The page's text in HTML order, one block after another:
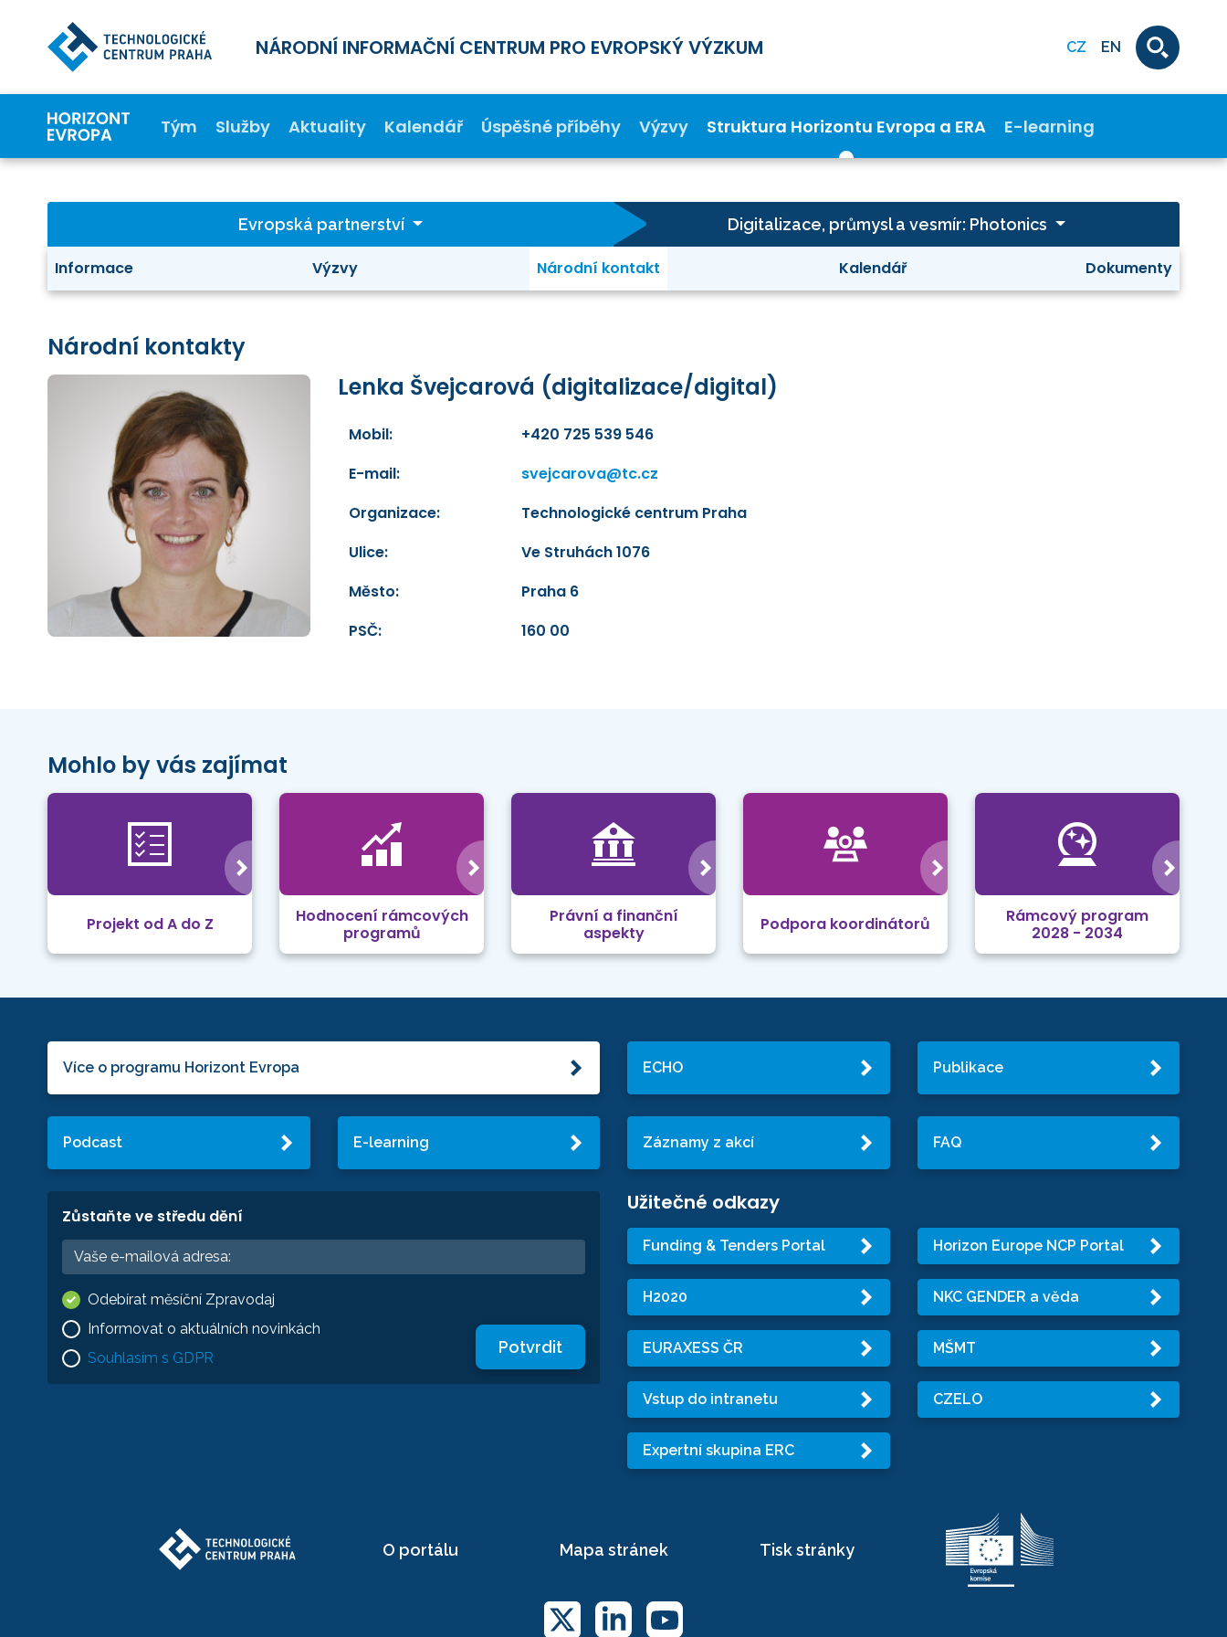
NÁRODNÍ INFORMAČNÍ CENTRUM PRO EVROPSKÝ VÝZKUM CZ EN
Tým Služby Aktuality Kalendář Úspěšné příběhy Výzvy Struktura Horizontu Evropa a ERA E-learning
Evropská partnerství Digitalizace, průmysl a vesmír: Photonics
Informace Výzvy Národní kontakt Kalendář Dokumenty
Národní kontakty
Lenka Švejcarová (digitalizace/digital)
Mobil:
+420 725 539 546
E-mail:
svejcarova@tc.cz
Organizace:
Technologické centrum Praha
Ulice:
Ve Struhách 1076
Město:
Praha 6
PSČ:
160 00
Mohlo by vás zajímat
Projekt od A do Z
Hodnocení rámcových
programů
Právní a finanční
aspekty
Podpora koordinátorů
Rámcový program
2028 - 2034
Více o programu Horizont Evropa
Podcast E-learning
Zůstaňte ve středu dění
Odebírat měsíční Zpravodaj
Informovat o aktuálních novinkách
Souhlasím s GDPR
Potvrdit
ECHO Publikace
Záznamy z akcí FAQ
Užitečné odkazy
Funding & Tenders Portal Horizon Europe NCP Portal
H2020 NKC GENDER a věda
EURAXESS ČR MŠMT
Vstup do intranetu CZELO
Expertní skupina ERC
O portálu Mapa stránek Tisk stránky